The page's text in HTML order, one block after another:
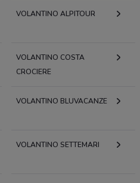
VOLANTINO ALPITOUR
VOLANTINO COSTA
CROCIERE
VOLANTINO BLUVACANZE
VOLANTINO SETTEMARI